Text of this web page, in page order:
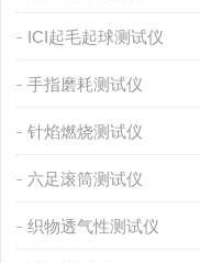
ICI起毛起球测试仪
手指磨耗测试仪
针焰燃烧测试仪
六足滚筒测试仪
织物透气性测试仪